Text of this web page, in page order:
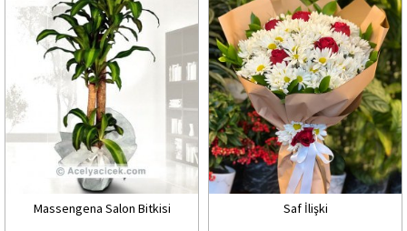
Massengena Salon Bitkisi Saf İlişki